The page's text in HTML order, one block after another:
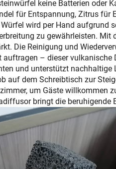
keine Batterien oder
für Entspannung, Zitrus für
wird per Hand aufgrund
zu gewährleisten. Mit
Die Reinigung und
auftragen – dieser
und unterstützt nachhaltige
auf dem Schreibtisch zur
um Gäste willkommen
bringt die beruhigende